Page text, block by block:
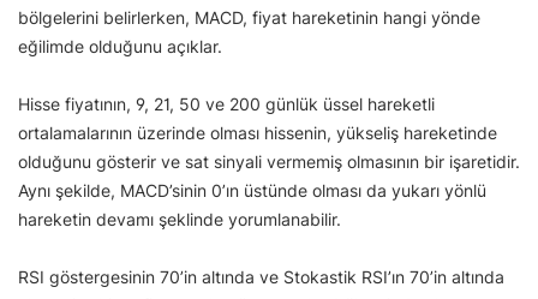
bölgelerini belirlerken, MACD, fiyat hareketinin hangi yönde
eğilimde olduğunu açıklar.
Hisse fiyatının, 9, 21, 50 ve 200 günlük üssel hareketli
ortalamalarının üzerinde olması hissenin, yükseliş hareketinde
olduğunu gösterir ve sat sinyali vermemiş olmasının bir işaretidir.
Aynı şekilde, MACD’sinin 0’ın üstünde olması da yukarı yönlü
hareketin devamı şeklinde yorumlanabilir.
RSI göstergesinin 70’in altında ve Stokastik RSI’ın 70’in altında